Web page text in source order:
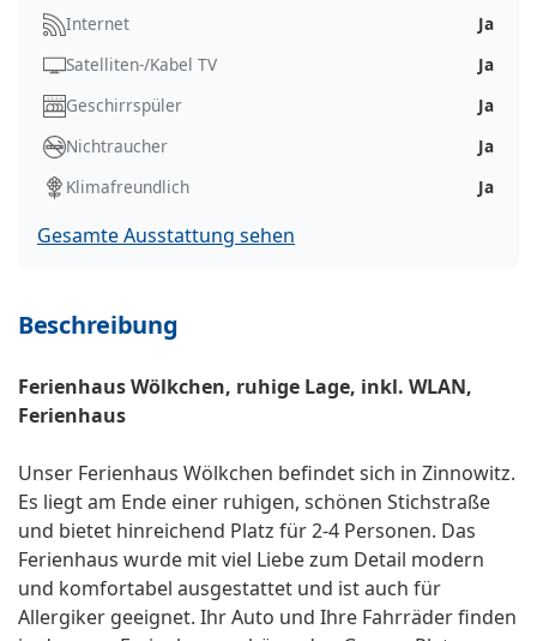
Internet
Ja
Satelliten-/Kabel TV
Ja
Geschirrspüler
Ja
Nichtraucher
Ja
Klimafreundlich
Ja
Gesamte Ausstattung sehen
Beschreibung
Ferienhaus Wölkchen, ruhige Lage, inkl. WLAN,
Ferienhaus
Unser Ferienhaus Wölkchen befindet sich in Zinnowitz.
Es liegt am Ende einer ruhigen, schönen Stichstraße
und bietet hinreichend Platz für 2-4 Personen. Das
Ferienhaus wurde mit viel Liebe zum Detail modern
und komfortabel ausgestattet und ist auch für
Allergiker geeignet. Ihr Auto und Ihre Fahrräder finden